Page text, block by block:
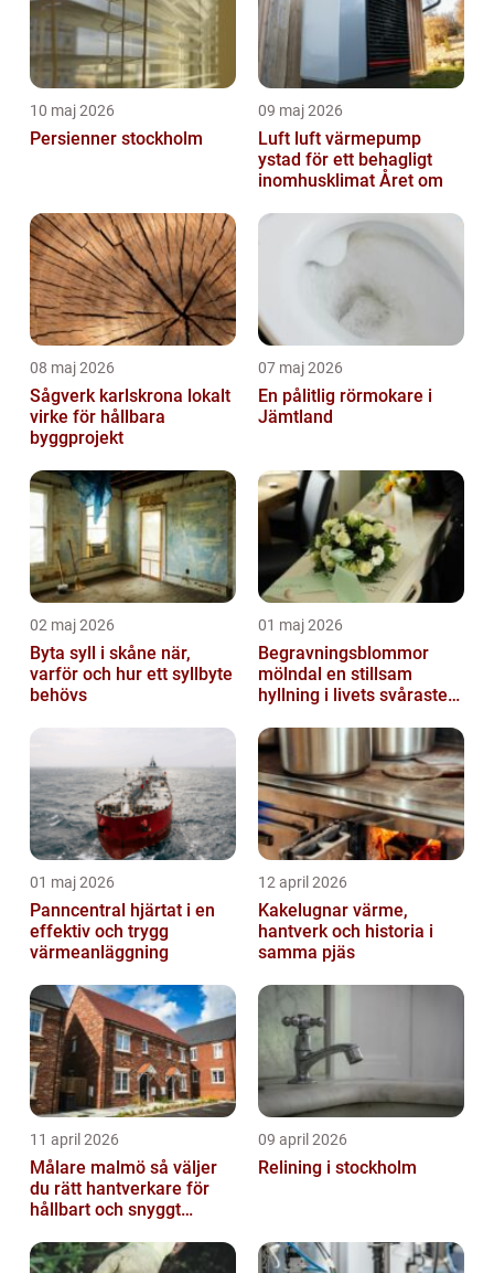
10 maj 2026
Persienner stockholm
09 maj 2026
Luft luft värmepump
ystad för ett behagligt
inomhusklimat Året om
08 maj 2026
Sågverk karlskrona lokalt
virke för hållbara
byggprojekt
07 maj 2026
En pålitlig rörmokare i
Jämtland
02 maj 2026
Byta syll i skåne när,
varför och hur ett syllbyte
behövs
01 maj 2026
Begravningsblommor
mölndal en stillsam
hyllning i livets svåraste
01 maj 2026
Panncentral hjärtat i en
effektiv och trygg
värmeanläggning
12 april 2026
Kakelugnar värme,
hantverk och historia i
samma pjäs
11 april 2026
Målare malmö så väljer
du rätt hantverkare för
hållbart och snyggt
09 april 2026
Relining i stockholm